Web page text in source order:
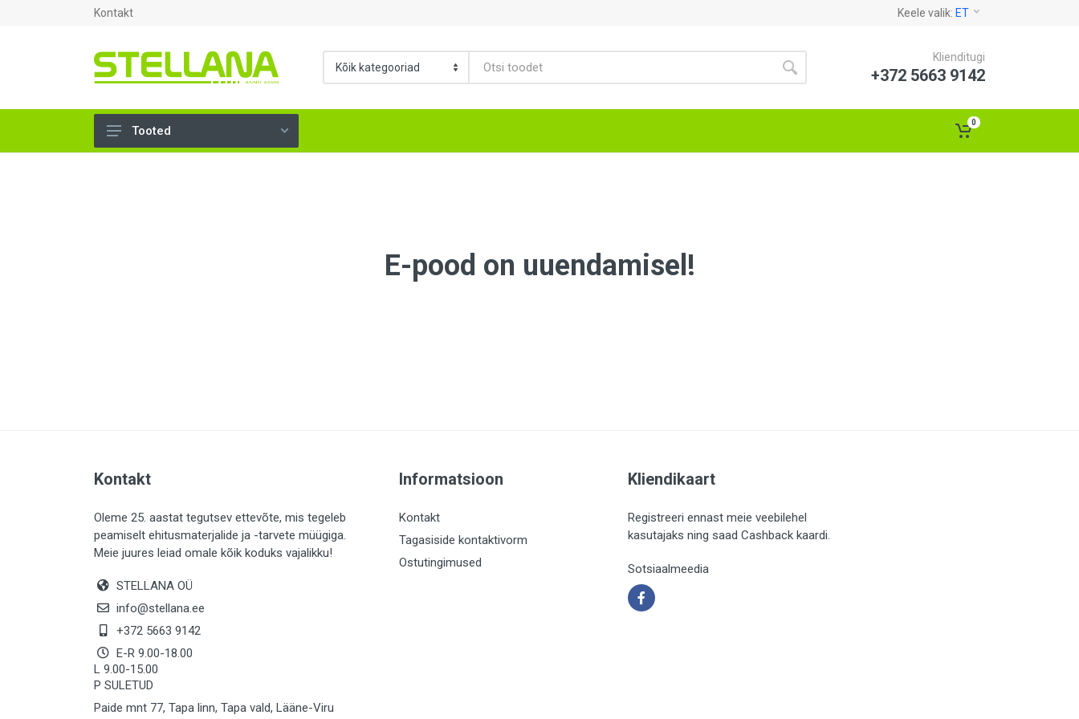
Kontakt Keele valik: ET
Klienditugi
+372 5663 9142
LIISTUD (183)
KIVID (31)
KATTED (133)
MAALRITARBED (1029)
SOOJUSTUS (15)
KEEMIA (222)
TÖÖRIIDED (117)
SAUN (8)
Tooted
0
E-pood on uuendamisel!
Kontakt
Oleme 25. aastat tegutsev ettevõte, mis tegeleb
peamiselt ehitusmaterjalide ja -tarvete müügiga.
Meie juures leiad omale kõik koduks vajalikku!
STELLANA OÜ
info@stellana.ee
+372 5663 9142
E-R 9.00-18.00
L 9.00-15.00
P SULETUD
Paide mnt 77, Tapa linn, Tapa vald, Lääne-Viru
Informatsioon
Kontakt
Tagasiside kontaktivorm
Ostutingimused
Kliendikaart
Registreeri ennast meie veebilehel
kasutajaks ning saad Cashback kaardi.
Sotsiaalmeedia